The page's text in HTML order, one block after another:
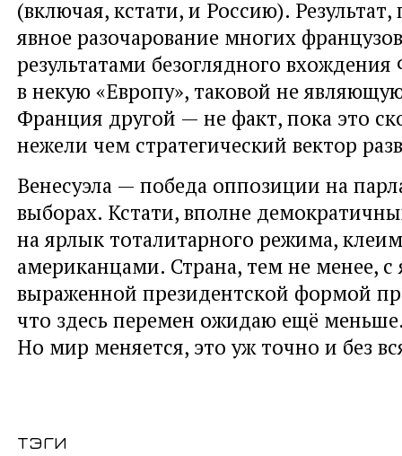
(включая, кстати, и Россию).
явное разочарование многих
результатами безоглядного
в некую «Европу», таковой не
Франция другой — не факт, пока это
нежели чем стратегический вектор
Венесуэла — победа оппозиции на
выборах. Кстати, вполне
на ярлык тоталитарного режима,
американцами. Страна, тем не менее, с
выраженной президентской формой
что здесь перемен ожидаю ещё
Но мир меняется, это уж точно и без
тэги